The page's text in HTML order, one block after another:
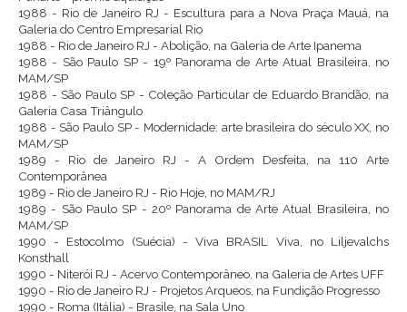
1988 - Rio de Janeiro RJ - Escultura para a Nova Praça Mauá, na
Galeria do Centro Empresarial Rio
1988 - Rio de Janeiro RJ - Abolição, na Galeria de Arte Ipanema
1988 - São Paulo SP - 19º Panorama de Arte Atual Brasileira, no
MAM/SP
1988 - São Paulo SP - Coleção Particular de Eduardo Brandão, na
Galeria Casa Triângulo
1988 - São Paulo SP - Modernidade: arte brasileira do século XX, no
MAM/SP
1989 - Rio de Janeiro RJ - A Ordem Desfeita, na 110 Arte
Contemporânea
1989 - Rio de Janeiro RJ - Rio Hoje, no MAM/RJ
1989 - São Paulo SP - 20º Panorama de Arte Atual Brasileira, no
MAM/SP
1990 - Estocolmo (Suécia) - Viva BRASIL Viva, no Liljevalchs
Konsthall
1990 - Niterói RJ - Acervo Contemporâneo, na Galeria de Artes UFF
1990 - Rio de Janeiro RJ - Projetos Arqueos, na Fundição Progresso
1990 - Roma (Itália) - Brasile, na Sala Uno